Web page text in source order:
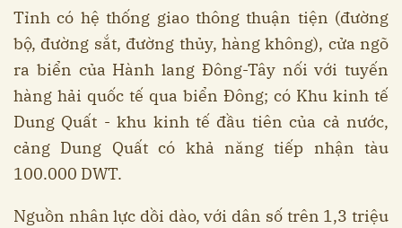
Tỉnh có hệ thống giao thông thuận tiện (đường
bộ, đường sắt, đường thủy, hàng không), cửa ngõ
ra biển của Hành lang Đông-Tây nối với tuyến
hàng hải quốc tế qua biển Đông; có Khu kinh tế
Dung Quất - khu kinh tế đầu tiên của cả nước,
cảng Dung Quất có khả năng tiếp nhận tàu
100.000 DWT.
Nguồn nhân lực dồi dào, với dân số trên 1,3 triệu